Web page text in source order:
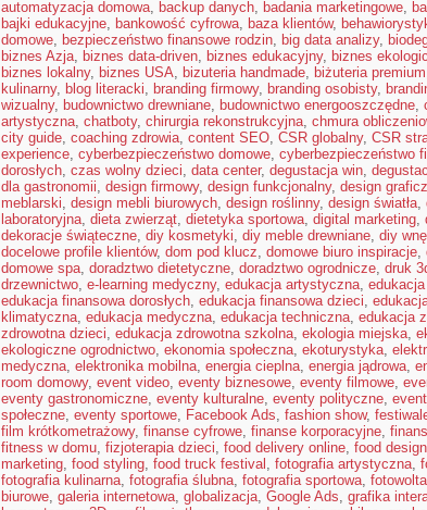
automatyzacja domowa, backup danych, badania marketingowe,
bajki edukacyjne, bankowość cyfrowa, baza klientów,
domowe, bezpieczeństwo finansowe rodzin, big data analizy,
biznes Azja, biznes data-driven, biznes edukacyjny, biznes
biznes lokalny, biznes USA, bizuteria handmade, biżuteria premium
kulinarny, blog literacki, branding firmowy, branding osobisty,
wizualny, budownictwo drewniane, budownictwo energooszczędne,
artystyczna, chatboty, chirurgia rekonstrukcyjna, chmura
city guide, coaching zdrowia, content SEO, CSR globalny, CSR
experience, cyberbezpieczeństwo domowe, cyberbezpieczeństwo
dorosłych, czas wolny dzieci, data center, degustacja win,
dla gastronomii, design firmowy, design funkcjonalny, design
meblarski, design mebli biurowych, design roślinny, design światła,
laboratoryjna, dieta zwierząt, dietetyka sportowa, digital marketing,
dekoracje świąteczne, diy kosmetyki, diy meble drewniane, diy
docelowe profile klientów, dom pod klucz, domowe biuro inspiracje,
domowe spa, doradztwo dietetyczne, doradztwo ogrodnicze, druk
drzewnictwo, e-learning medyczny, edukacja artystyczna,
edukacja finansowa dorosłych, edukacja finansowa dzieci,
klimatyczna, edukacja medyczna, edukacja techniczna, edukacja
zdrowotna dzieci, edukacja zdrowotna szkolna, ekologia miejska,
ekologiczne ogrodnictwo, ekonomia społeczna, ekoturystyka,
medyczna, elektronika mobilna, energia cieplna, energia jądrowa,
room domowy, event video, eventy biznesowe, eventy filmowe,
eventy gastronomiczne, eventy kulturalne, eventy polityczne,
społeczne, eventy sportowe, Facebook Ads, fashion show,
film krótkometrażowy, finanse cyfrowe, finanse korporacyjne,
fitness w domu, fizjoterapia dzieci, food delivery online, food design
marketing, food styling, food truck festival , fotografia artystyczna,
fotografia kulinarna, fotografia ślubna, fotografia sportowa,
biurowe, galeria internetowa, globalizacja, Google Ads, grafika